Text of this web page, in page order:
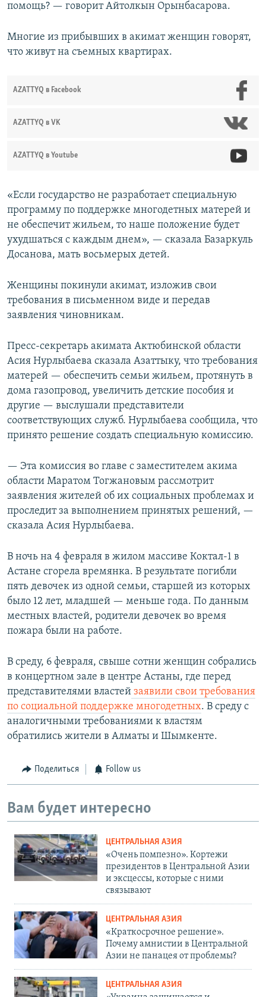
помощь? — говорит Айтолкын Орынбасарова.
Многие из прибывших в акимат женщин говорят,
что живут на съемных квартирах.
AZATTYQ в Facebook
AZATTYQ в VK
AZATTYQ в Youtube
«Если государство не разработает специальную
программу по поддержке многодетных матерей и
не обеспечит жильем, то наше положение будет
ухудшаться с каждым днем», — сказала Базаркуль
Досанова, мать восьмерых детей.
Женщины покинули акимат, изложив свои
требования в письменном виде и передав
заявления чиновникам.
Пресс-секретарь акимата Актюбинской области
Асия Нурлыбаева сказала Азаттыку, что требования
матерей — обеспечить семьи жильем, протянуть в
дома газопровод, увеличить детские пособия и
другие — выслушали представители
соответствующих служб. Нурлыбаева сообщила, что
принято решение создать специальную комиссию.
— Эта комиссия во главе с заместителем акима
области Маратом Тогжановым рассмотрит
заявления жителей об их социальных проблемах и
проследит за выполнением принятых решений, —
сказала Асия Нурлыбаева.
В ночь на 4 февраля в жилом массиве Коктал-1 в
Астане сгорела времянка. В результате погибли
пять девочек из одной семьи, старшей из которых
было 12 лет, младшей — меньше года. По данным
местных властей, родители девочек во время
пожара были на работе.
В среду, 6 февраля, свыше сотни женщин собрались
в концертном зале в центре Астаны, где перед
представителями властей заявили свои требования
по социальной поддержке многодетных. В среду с
аналогичными требованиями к властям
обратились жители в Алматы и Шымкенте.
Поделиться Follow us
Вам будет интересно
ЦЕНТРАЛЬНАЯ АЗИЯ
«Очень помпезно». Кортежи
президентов в Центральной Азии
и эксцессы, которые с ними
связывают
ЦЕНТРАЛЬНАЯ АЗИЯ
«Краткосрочное решение».
Почему амнистии в Центральной
Азии не панацея от проблемы?
ЦЕНТРАЛЬНАЯ АЗИЯ